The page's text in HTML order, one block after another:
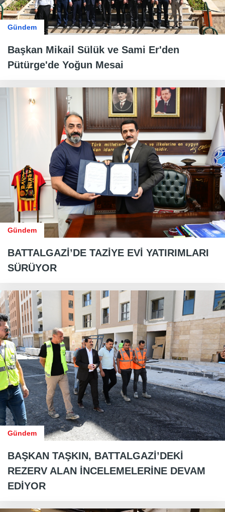
Gündem
Başkan Mikail Sülük ve Sami Er'den
Pütürge'de Yoğun Mesai
Gündem
BATTALGAZİ’DE TAZİYE EVİ YATIRIMLARI
SÜRÜYOR
Gündem
BAŞKAN TAŞKIN, BATTALGAZİ’DEKİ
REZERV ALAN İNCELEMELERİNE DEVAM
EDİYOR